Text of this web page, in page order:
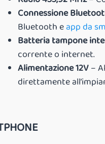
Connessione
Bluetooth eapp da
Batteria tampone
corrente o internet.
Alimentazione 12V–
direttamente